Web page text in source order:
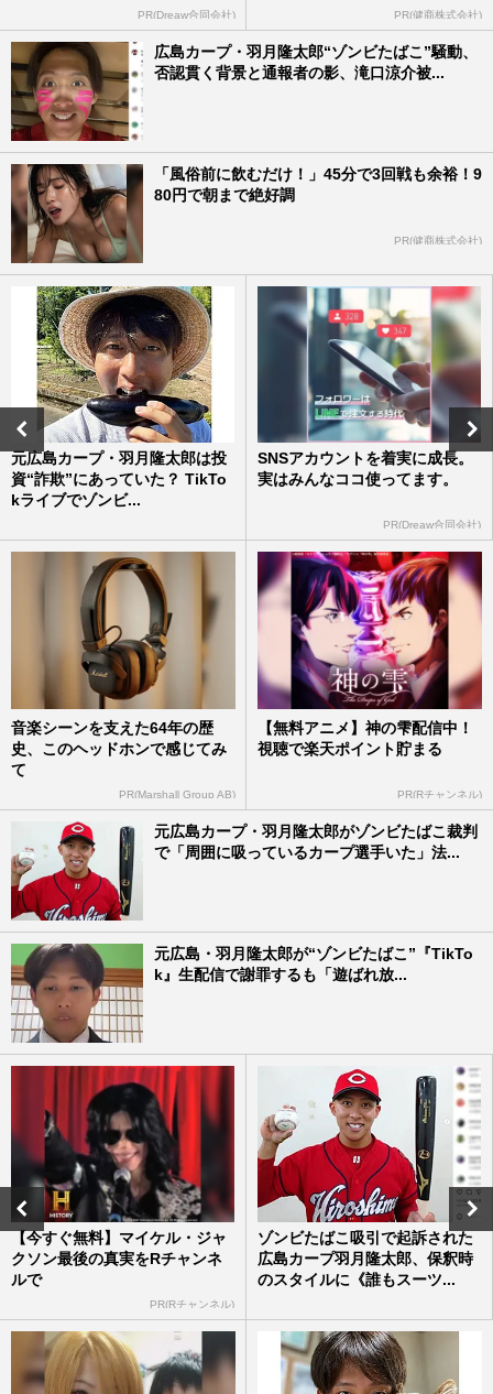
PR(Dreaw合同会社) PR(健商株式会社)
広島カープ・羽月隆太郎“ゾンビたばこ”騒動、
否認貫く背景と通報者の影、滝口涼介被...
「風俗前に飲むだけ！」45分で3回戦も余裕！9
80円で朝まで絶好調
PR(健商株式会社)
元広島カープ・羽月隆太郎は投
資“詐欺”にあっていた？ TikTo
kライブでゾンビ...
SNSアカウントを着実に成長。
実はみんなココ使ってます。
PR(Dreaw合同会社)
音楽シーンを支えた64年の歴
史、このヘッドホンで感じてみ
て
PR(Marshall Group AB)
【無料アニメ】神の雫配信中！
視聴で楽天ポイント貯まる
PR(Rチャンネル)
元広島カープ・羽月隆太郎がゾンビたばこ裁判
で「周囲に吸っているカープ選手いた」法...
元広島・羽月隆太郎が“ゾンビたばこ”『TikTo
k』生配信で謝罪するも「遊ばれ放...
【今すぐ無料】マイケル・ジャ
クソン最後の真実をRチャンネ
ルで
PR(Rチャンネル)
ゾンビたばこ吸引で起訴された
広島カープ羽月隆太郎、保釈時
のスタイルに《誰もスーツ...